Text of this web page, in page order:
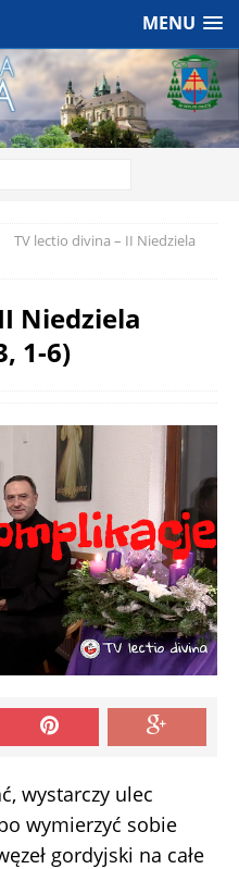
MENU
TV lectio divina – II Niedziela
Niedziela
1-6)
wystarczy ulec
wymierzyć sobie
gordyjski na całe